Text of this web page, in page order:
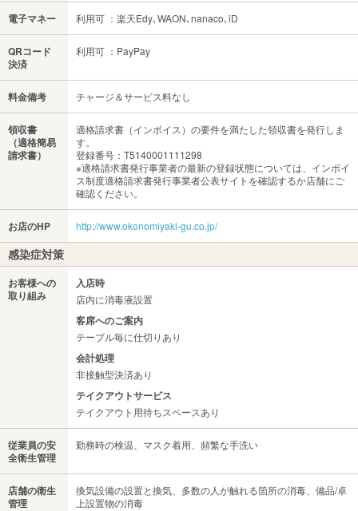
電子マネー 利用可 ：楽天Edy､WAON､nanaco､iD
QRコード
決済
利用可 ：PayPay
料金備考 チャージ＆サービス料なし
領収書
（適格簡易
請求書）
適格請求書（インボイス）の要件を満たした領収書を発行しま
す。
登録番号：T5140001111298
※適格請求書発行事業者の最新の登録状態については、インボイ
ス制度適格請求書発行事業者公表サイトを確認するか店舗にご
確認ください。
お店のHP http://www.okonomiyaki-gu.co.jp/
感染症対策
お客様への
取り組み
入店時
店内に消毒液設置
客席へのご案内
テーブル毎に仕切りあり
会計処理
非接触型決済あり
テイクアウトサービス
テイクアウト用待ちスペースあり
従業員の安
全衛生管理
勤務時の検温、マスク着用、頻繁な手洗い
店舗の衛生
管理
換気設備の設置と換気、多数の人が触れる箇所の消毒、備品/卓
上設置物の消毒